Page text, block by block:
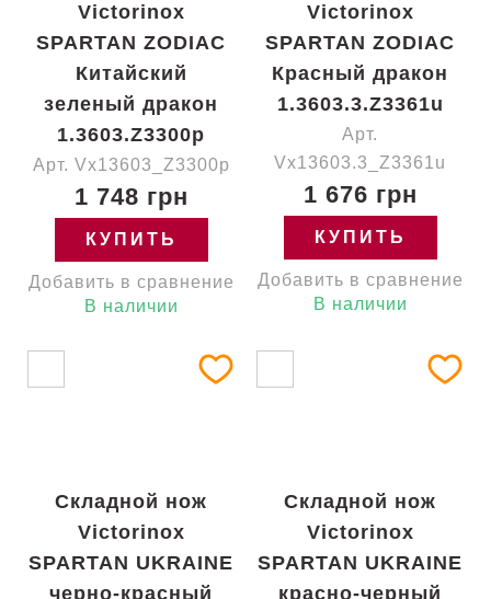
Victorinox
SPARTAN ZODIAC
Китайский
зеленый дракон
1.3603.Z3300p
Арт. Vx13603_Z3300p
1 748 грн
КУПИТЬ
Добавить в сравнение
В наличии
Victorinox
SPARTAN ZODIAC
Красный дракон
1.3603.3.Z3361u
Арт.
Vx13603.3_Z3361u
1 676 грн
КУПИТЬ
Добавить в сравнение
В наличии
Складной нож
Victorinox
SPARTAN UKRAINE
черно-красный
Складной нож
Victorinox
SPARTAN UKRAINE
красно-черный